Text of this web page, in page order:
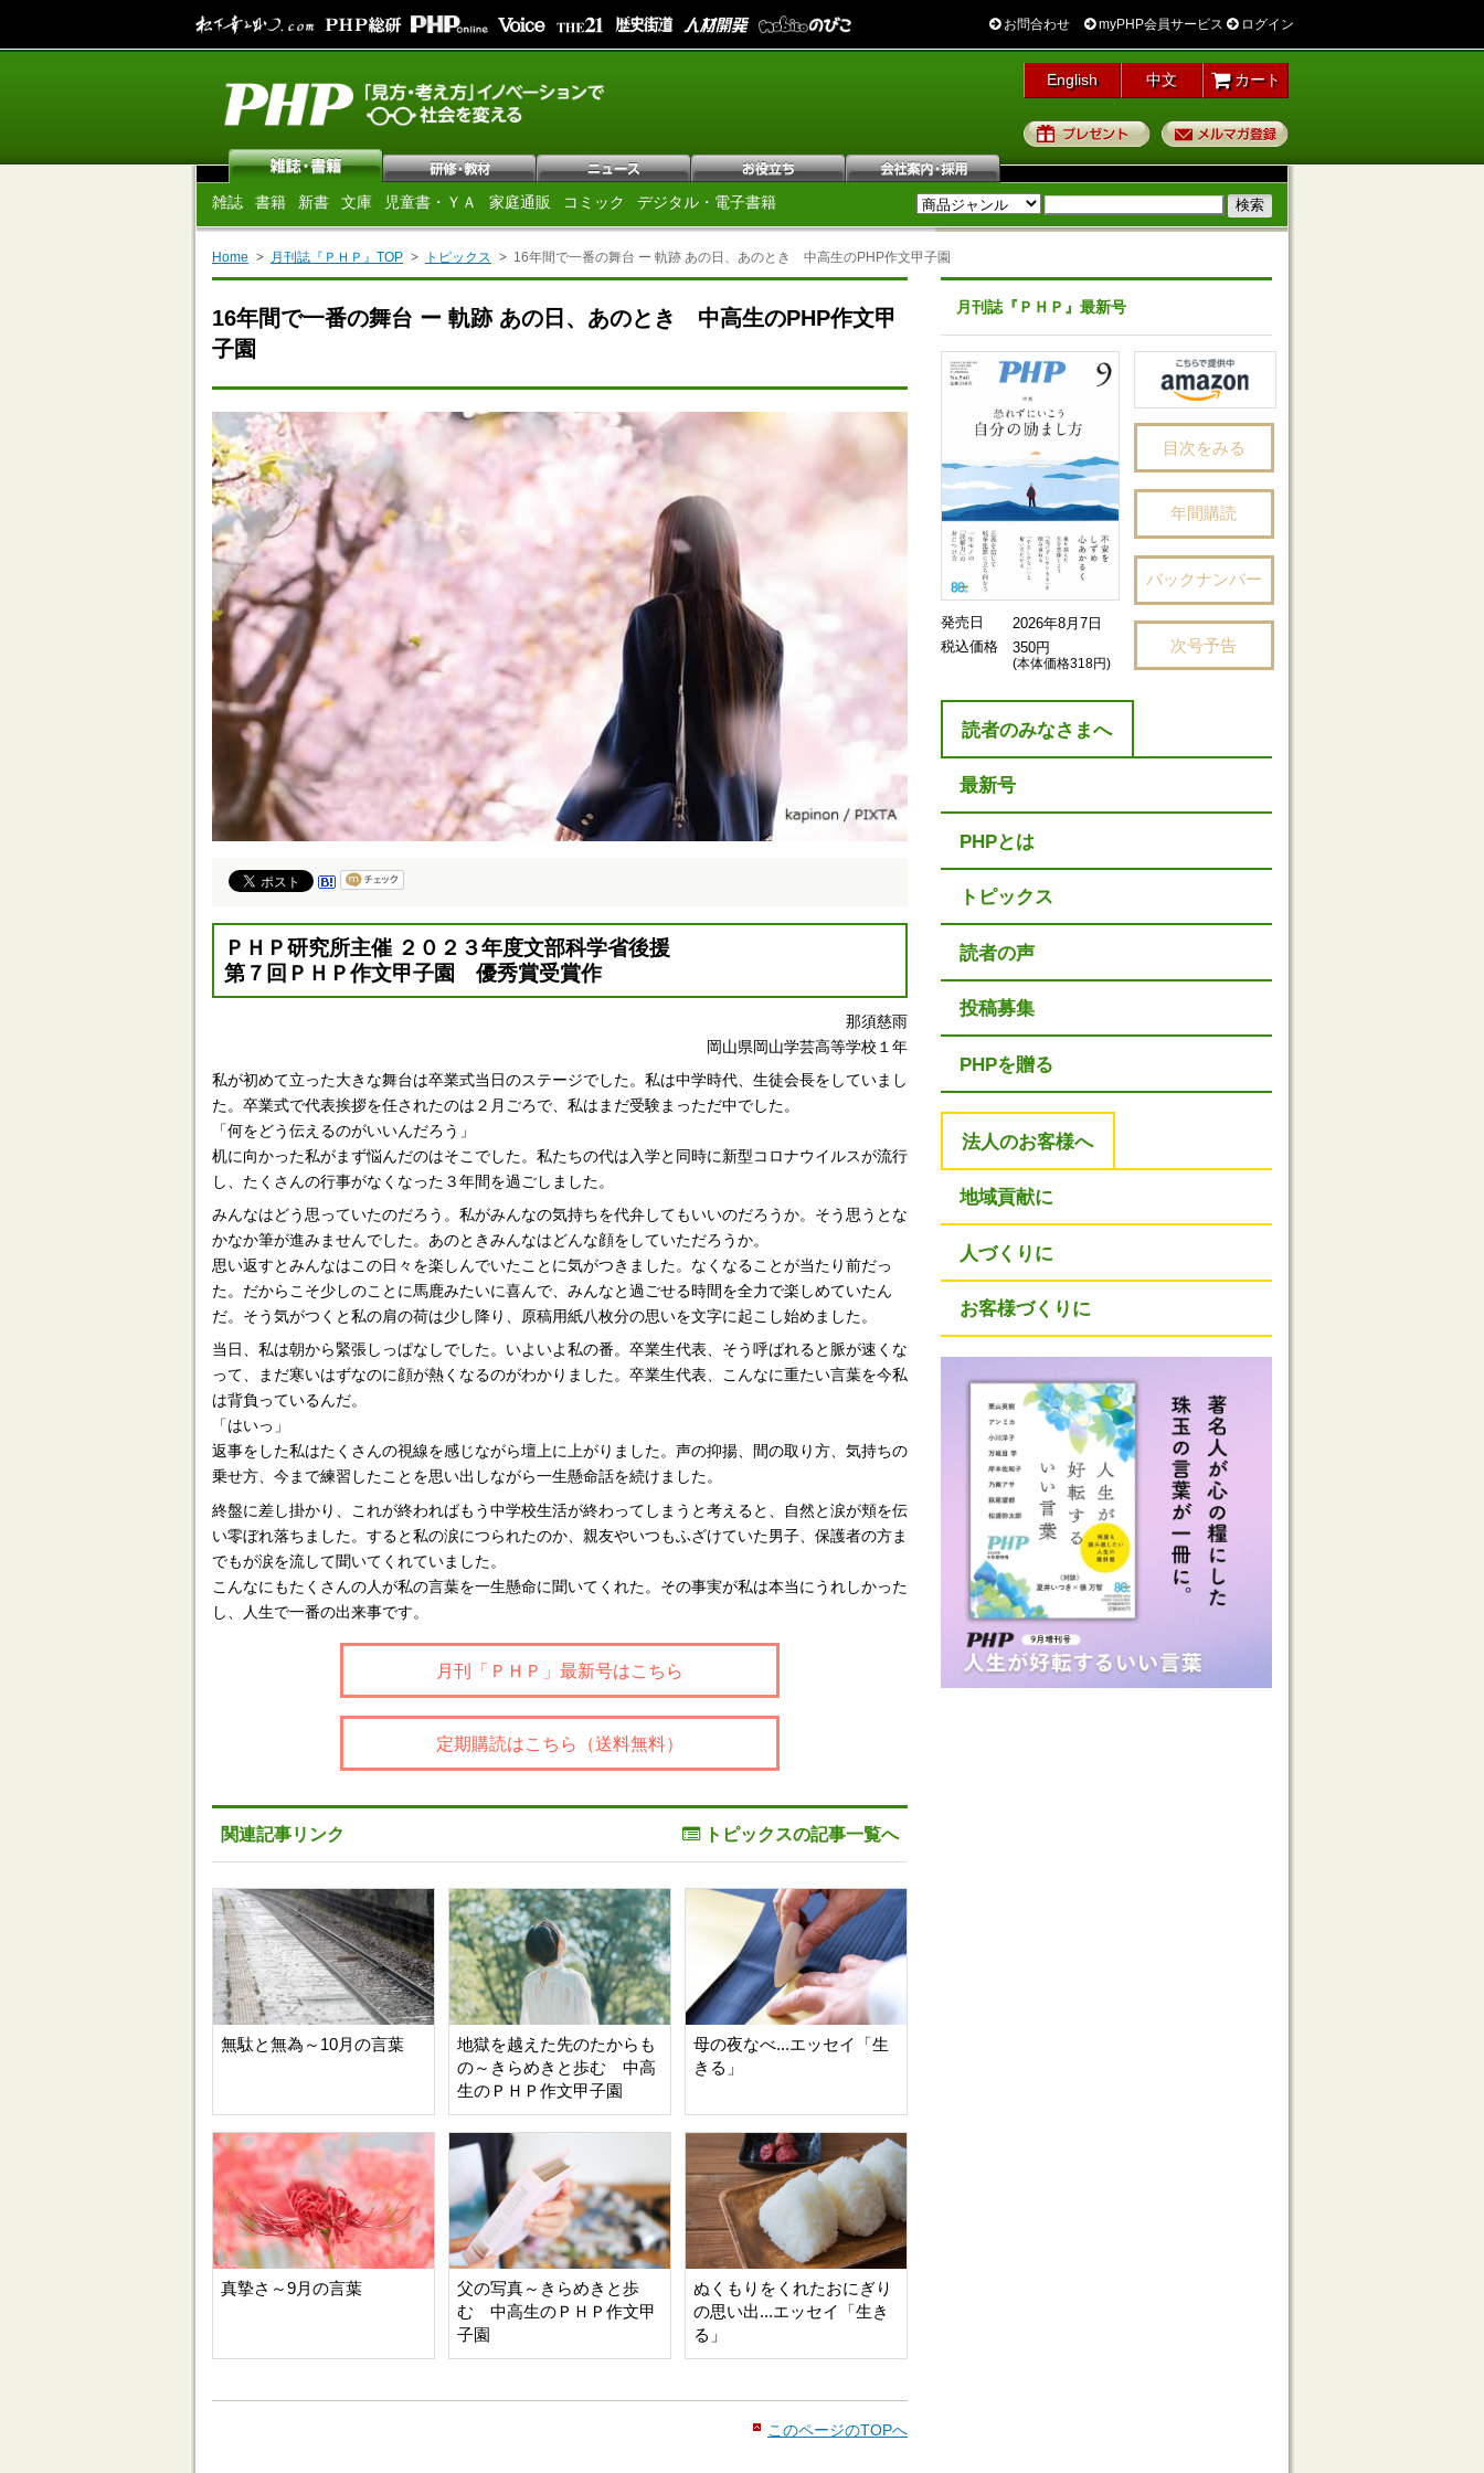
お問合わせ myPHP会員サービス ログイン
English 中文 カート
プレゼント
雑誌 書籍 新書 文庫 児童書・ＹＡ 家庭通販 コミック デジタル・電子書籍
Home 月刊誌『ＰＨＰ』TOP トピックス 16年間で一番の舞台 ー 軌跡 あの日、あのとき 中高生のPHP作文甲子園
16年間で一番の舞台 ー 軌跡 あの日、あのとき 中高生のPHP作文甲
子園
ＰＨＰ研究所主催 ２０２３年度文部科学省後援
第７回ＰＨＰ作文甲子園 優秀賞受賞作
那須慈雨
岡山県岡山学芸高等学校１年
私が初めて立った大きな舞台は卒業式当日のステージでした。私は中学時代、生徒会長をしていまし
た。卒業式で代表挨拶を任されたのは２月ごろで、私はまだ受験まっただ中でした。
「何をどう伝えるのがいいんだろう」
机に向かった私がまず悩んだのはそこでした。私たちの代は入学と同時に新型コロナウイルスが流行
し、たくさんの行事がなくなった３年間を過ごしました。
みんなはどう思っていたのだろう。私がみんなの気持ちを代弁してもいいのだろうか。そう思うとな
かなか筆が進みませんでした。あのときみんなはどんな顔をしていただろうか。
思い返すとみんなはこの日々を楽しんでいたことに気がつきました。なくなることが当たり前だっ
た。だからこそ少しのことに馬鹿みたいに喜んで、みんなと過ごせる時間を全力で楽しめていたん
だ。そう気がつくと私の肩の荷は少し降り、原稿用紙八枚分の思いを文字に起こし始めました。
当日、私は朝から緊張しっぱなしでした。いよいよ私の番。卒業生代表、そう呼ばれると脈が速くな
って、まだ寒いはずなのに顔が熱くなるのがわかりました。卒業生代表、こんなに重たい言葉を今私
は背負っているんだ。
「はいっ」
返事をした私はたくさんの視線を感じながら壇上に上がりました。声の抑揚、間の取り方、気持ちの
乗せ方、今まで練習したことを思い出しながら一生懸命話を続けました。
終盤に差し掛かり、これが終わればもう中学校生活が終わってしまうと考えると、自然と涙が頬を伝
い零ぼれ落ちました。すると私の涙につられたのか、親友やいつもふざけていた男子、保護者の方ま
でもが涙を流して聞いてくれていました。
こんなにもたくさんの人が私の言葉を一生懸命に聞いてくれた。その事実が私は本当にうれしかった
し、人生で一番の出来事です。
月刊「ＰＨＰ」最新号はこちら
定期購読はこちら（送料無料）
関連記事リンク トピックスの記事一覧へ
無駄と無為～10月の言葉
地獄を越えた先のたからも
の～きらめきと歩む 中高
生のＰＨＰ作文甲子園
母の夜なべ...エッセイ「生
きる」
真摯さ～9月の言葉
父の写真～きらめきと歩
む 中高生のＰＨＰ作文甲
子園
ぬくもりをくれたおにぎり
の思い出...エッセイ「生き
る」
このページのTOPへ
月刊誌『ＰＨＰ』最新号
発売日
2026年8月7日
税込価格
350円
(本体価格318円)
目次をみる
年間購読
バックナンバー
次号予告
読者のみなさまへ
最新号
PHPとは
トピックス
読者の声
投稿募集
PHPを贈る
法人のお客様へ
地域貢献に
人づくりに
お客様づくりに